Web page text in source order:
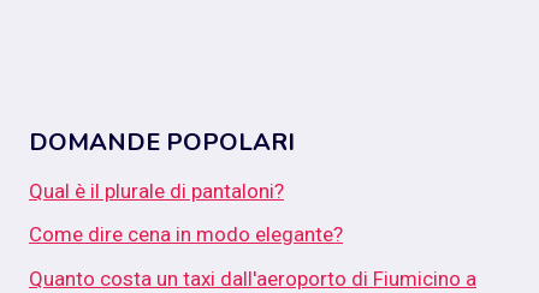
DOMANDE POPOLARI
Qual è il plurale di pantaloni?
Come dire cena in modo elegante?
Quanto costa un taxi dall'aeroporto di Fiumicino a